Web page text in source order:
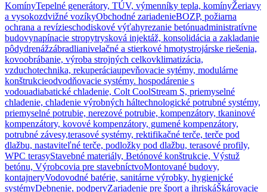
KomínyTepelné generátory, TÚV, výmenníky tepla, komínyŽeriavy
a vysokozdvižné vozíkyObchodné zariadenieBOZP, požiarna
ochrana a revízieschodiskové výťahyrezanie betónuadministratívne
budovynapínacie stropytrysková injektáž, konsolidácia a zakladanie
pôdydrenážzábradlianivelačné a stierkové hmotystrojárske riešenia,
kovoobrábanie, výroba strojných celkovklimatizácia,
vzduchotechnika, rekuperáciaupevňovacie sytémy, modulárne
konštrukcieodvodňovacie systémy. hospodárenie s
vodouadiabatické chladenie, Colt CoolStream S, priemyselné
chladenie, chladenie výrobných háltechnologické potrubné systémy,
priemyselné potrubie, nerezové potrubie, kompenzátory, tkaninové
kompenzátory, kovové kompenzátory, gumené kompenzátory,
potrubné závesy,terasové systémy, rektifikačné terče, terče pod
dlažbu, nastaviteľné terče, podložky pod dlažbu, terasové profily,
WPC terasyStavebné materiály, Betónové konštrukcie, Výstuž
betónu, Výrobcovia pre stavebníctvoMontované budovy,
kontajneryVodovodné batérie, sanitárne výrobky, hygienické
systémyDebnenie, podperyZariadenie pre šport a ihriskáŠkárovacie